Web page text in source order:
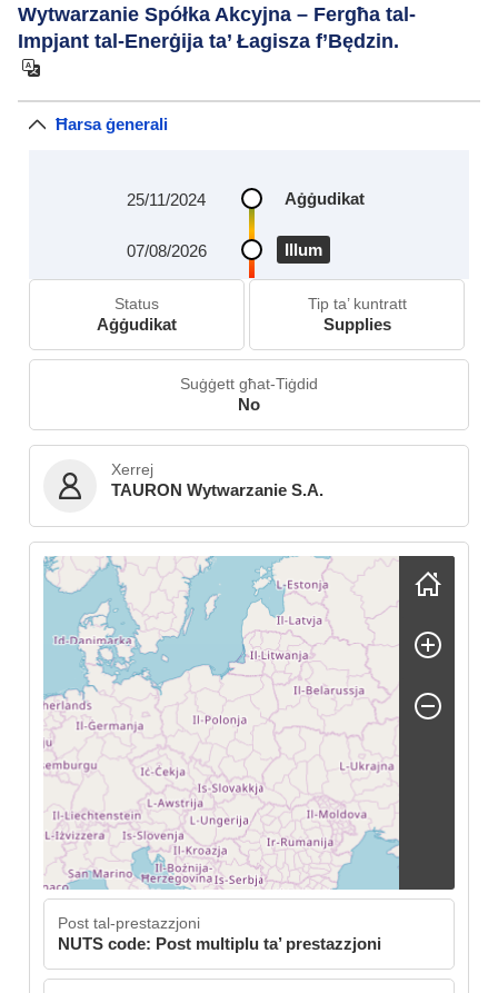
Wytwarzanie Spółka Akcyjna – Fergħa tal-
Impjant tal-Enerġija ta’ Łagisza f’Będzin.
Ħarsa ġenerali
Aġġudikat
25/11/2024
Illum
07/08/2026
Status
Aġġudikat
Tip ta’ kuntratt
Supplies
Suġġett għat-Tiġdid
No
Xerrej
TAURON Wytwarzanie S.A.
Skip map
Post tal-prestazzjoni
NUTS code: Post multiplu ta’ prestazzjoni